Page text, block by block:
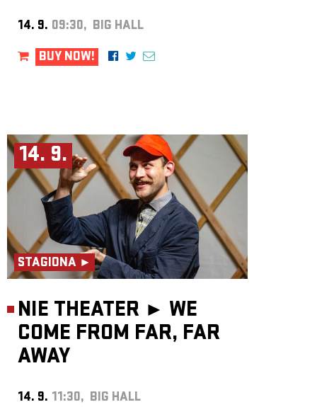
14. 9. 09:30, BIG HALL
BUY NOW!
14. 9.
STAGIONA ►
NIE THEATER ► WE
COME FROM FAR, FAR
AWAY
14. 9. 11:30, BIG HALL